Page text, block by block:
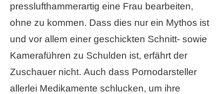
presslufthammerartig eine Frau bearbeiten,
ohne zu kommen. Dass dies nur ein Mythos ist
und vor allem einer geschickten Schnitt- sowie
Kameraführen zu Schulden ist, erfährt der
Zuschauer nicht. Auch dass Pornodarsteller
allerlei Medikamente schlucken, um ihre